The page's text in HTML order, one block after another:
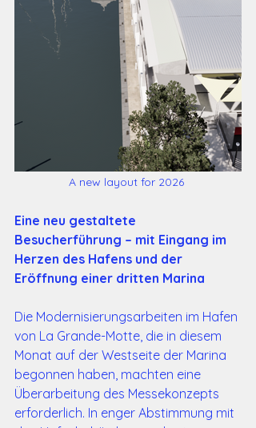
A new layout for 2026
Eine neu gestaltete
Besucherführung – mit Eingang im
Herzen des Hafens und der
Eröffnung einer dritten Marina
Die Modernisierungsarbeiten im Hafen
von La Grande-Motte, die in diesem
Monat auf der Westseite der Marina
begonnen haben, machten eine
Überarbeitung des Messekonzepts
erforderlich. In enger Abstimmung mit